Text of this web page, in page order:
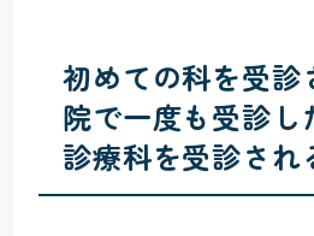
初めての科を受診
院で一度も受診し
診療科を受診され